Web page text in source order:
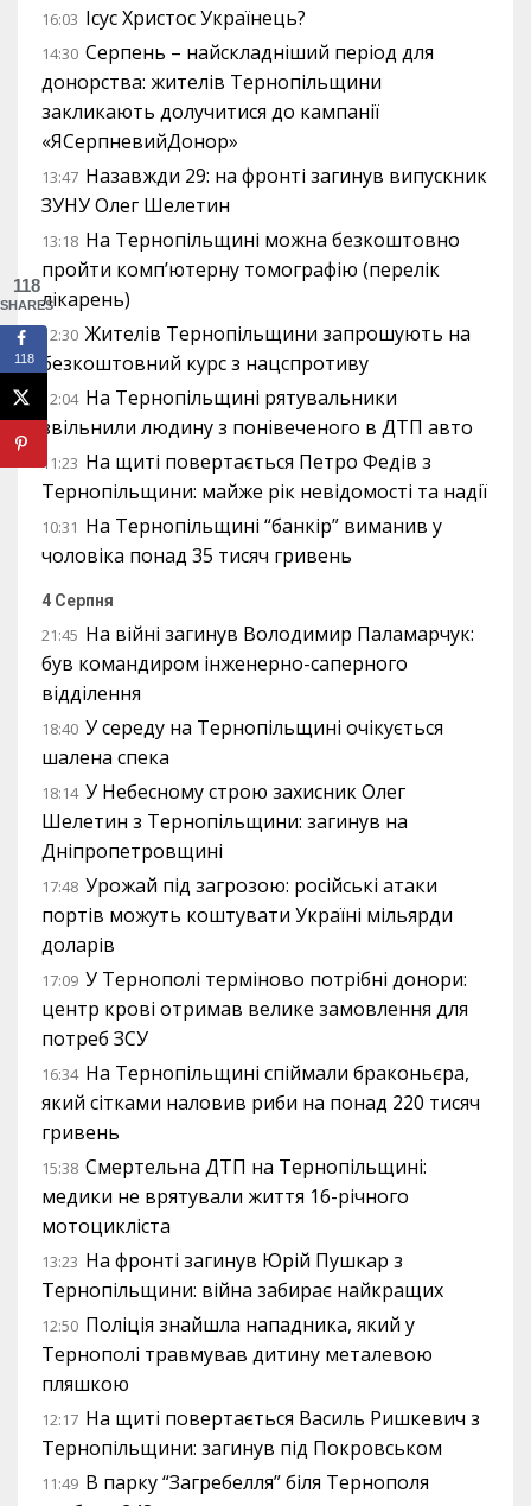
16:03 Ісус Христос Українець?
14:30 Серпень – найскладніший період для
донорства: жителів Тернопільщини
закликають долучитися до кампанії
«ЯСерпневийДонор»
13:47 Назавжди 29: на фронті загинув випускник
ЗУНУ Олег Шелетин
13:18 На Тернопільщині можна безкоштовно
пройти комп’ютерну томографію (перелік
лікарень)
12:30 Жителів Тернопільщини запрошують на
безкоштовний курс з нацспротиву
12:04 На Тернопільщині рятувальники
звільнили людину з понівеченого в ДТП авто
11:23 На щиті повертається Петро Федів з
Тернопільщини: майже рік невідомості та надії
10:31 На Тернопільщині “банкір” виманив у
чоловіка понад 35 тисяч гривень
4 Серпня
21:45 На війні загинув Володимир Паламарчук:
був командиром інженерно-саперного
відділення
18:40 У середу на Тернопільщині очікується
шалена спека
18:14 У Небесному строю захисник Олег
Шелетин з Тернопільщини: загинув на
Дніпропетровщині
17:48 Урожай під загрозою: російські атаки
портів можуть коштувати Україні мільярди
доларів
17:09 У Тернополі терміново потрібні донори:
центр крові отримав велике замовлення для
потреб ЗСУ
16:34 На Тернопільщині спіймали браконьєра,
який сітками наловив риби на понад 220 тисяч
гривень
15:38 Смертельна ДТП на Тернопільщині:
медики не врятували життя 16-річного
мотоцикліста
13:23 На фронті загинув Юрій Пушкар з
Тернопільщини: війна забирає найкращих
12:50 Поліція знайшла нападника, який у
Тернополі травмував дитину металевою
пляшкою
12:17 На щиті повертається Василь Ришкевич з
Тернопільщини: загинув під Покровськом
11:49 В парку “Загребелля” біля Тернополя
118
SHARES
118